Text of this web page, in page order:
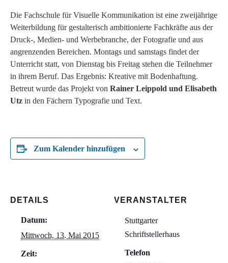
Die Fachschule für Visuelle Kommunikation ist eine zweijährige
Weiterbildung für gestalterisch ambitionierte Fachkräfte aus der
Druck-, Medien- und Werbebranche, der Fotografie und aus
angrenzenden Bereichen. Montags und samstags findet der
Unterricht statt, von Dienstag bis Freitag stehen die Teilnehmer
in ihrem Beruf. Das Ergebnis: Kreative mit Bodenhaftung.
Betreut wurde das Projekt von Rainer Leippold und Elisabeth
Utz in den Fächern Typografie und Text.
Zum Kalender hinzufügen
DETAILS
Datum:
Mittwoch, 13. Mai 2015
Zeit:
VERANSTALTER
Stuttgarter
Schriftstellerhaus
Telefon